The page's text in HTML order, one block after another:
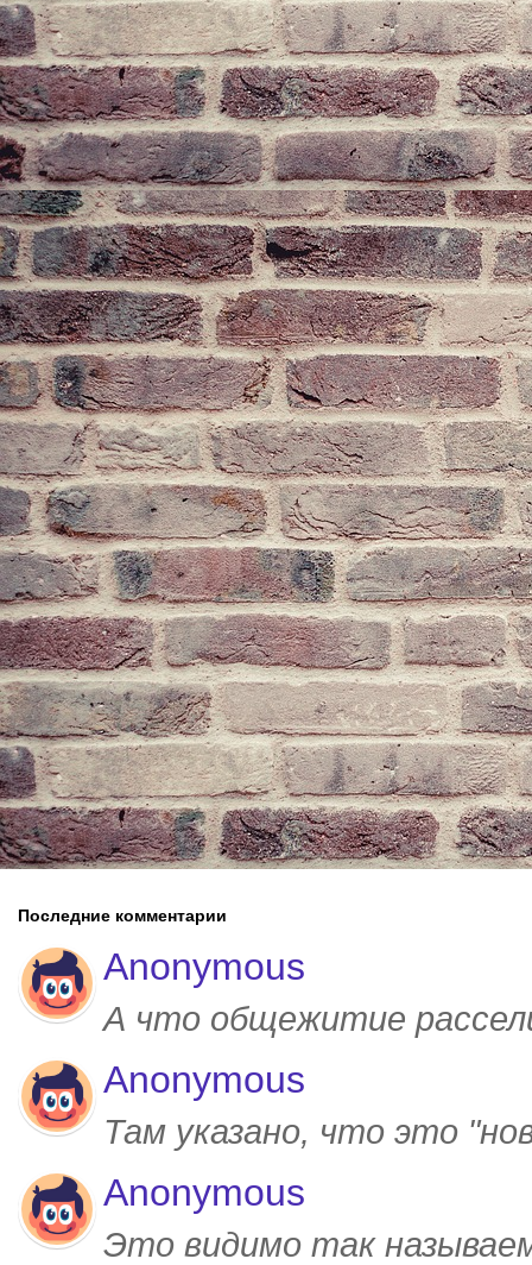
Последние комментарии
Anonymous
А что общежитие
Anonymous
Там указано, что это
Anonymous
Это видимо так